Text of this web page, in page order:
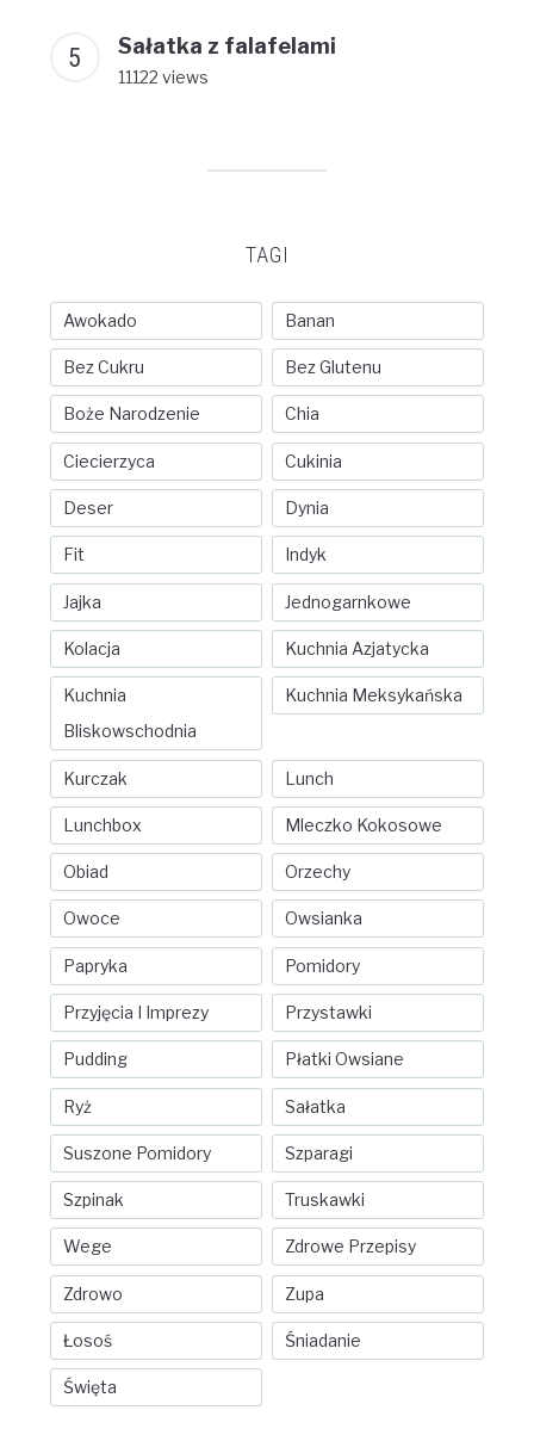
Sałatka z falafelami
11122 views
TAGI
Awokado Banan
Bez Cukru Bez Glutenu
Boże Narodzenie Chia
Ciecierzyca Cukinia
Deser Dynia
Fit Indyk
Jajka Jednogarnkowe
Kolacja Kuchnia Azjatycka
Kuchnia
Bliskowschodnia
Kuchnia Meksykańska
Kurczak Lunch
Lunchbox Mleczko Kokosowe
Obiad Orzechy
Owoce Owsianka
Papryka Pomidory
Przyjęcia I Imprezy Przystawki
Pudding Płatki Owsiane
Ryż Sałatka
Suszone Pomidory Szparagi
Szpinak Truskawki
Wege Zdrowe Przepisy
Zdrowo Zupa
Łosoś Śniadanie
Święta